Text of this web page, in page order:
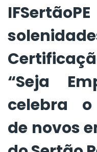
novos
Sertão
“Seja
celebra
de novos